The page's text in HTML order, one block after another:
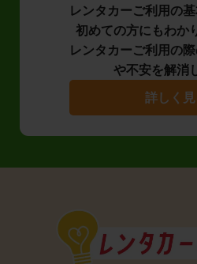
レンタカーご利用の基
初めての方にもわか
レンタカーご利用の
や不安を解消
詳しく見